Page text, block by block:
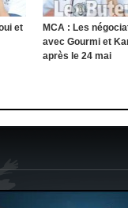
et
MCA : Les
avec Gourmi et
après le 24 mai